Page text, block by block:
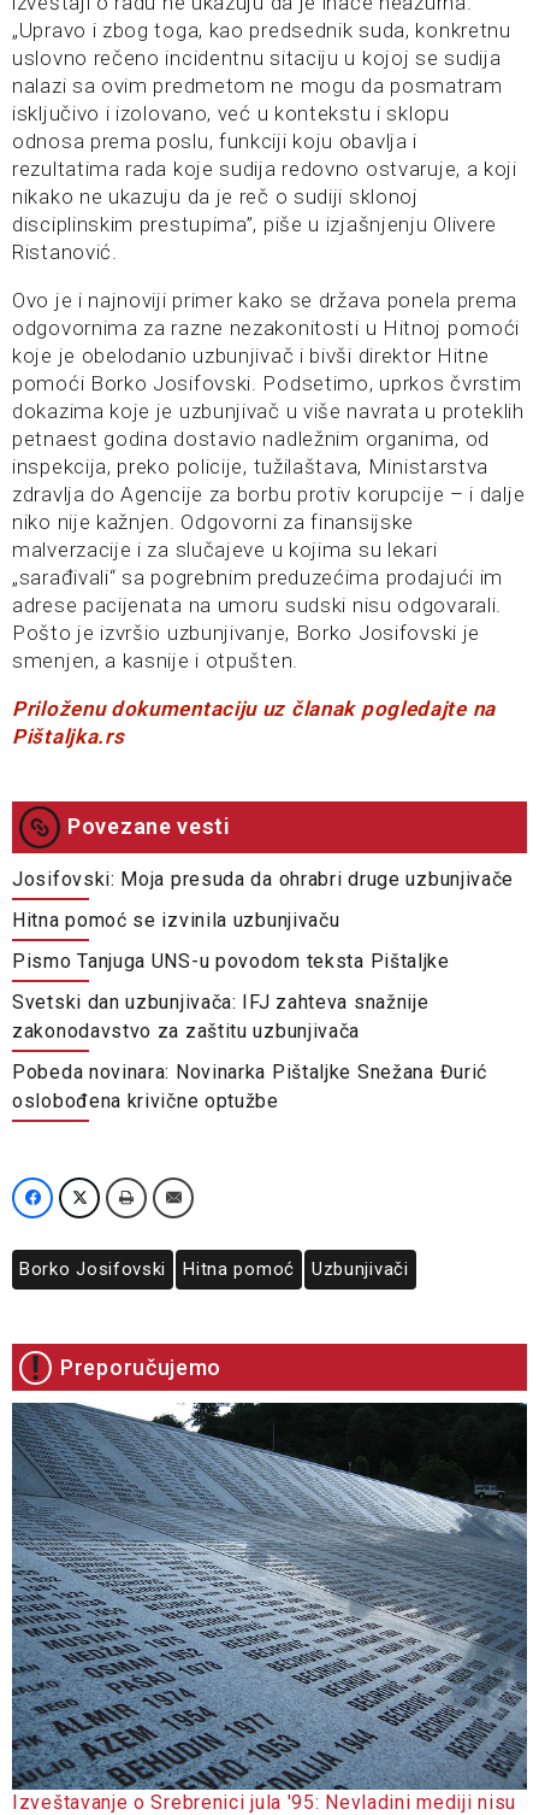
„Upravo i zbog toga, kao predsednik suda, konkretnu
uslovno rečeno incidentnu sitaciju u kojoj se sudija
nalazi sa ovim predmetom ne mogu da posmatram
isključivo i izolovano, već u kontekstu i sklopu
odnosa prema poslu, funkciji koju obavlja i
rezultatima rada koje sudija redovno ostvaruje, a koji
nikako ne ukazuju da je reč o sudiji sklonoj
disciplinskim prestupima”, piše u izjašnjenju Olivere
Ristanović.
Ovo je i najnoviji primer kako se država ponela prema
odgovornima za razne nezakonitosti u Hitnoj pomoći
koje je obelodanio uzbunjivač i bivši direktor Hitne
pomoći Borko Josifovski. Podsetimo, uprkos čvrstim
dokazima koje je uzbunjivač u više navrata u proteklih
petnaest godina dostavio nadležnim organima, od
inspekcija, preko policije, tužilaštava, Ministarstva
zdravlja do Agencije za borbu protiv korupcije – i dalje
niko nije kažnjen. Odgovorni za finansijske
malverzacije i za slučajeve u kojima su lekari
„sarađivali“ sa pogrebnim preduzećima prodajući im
adrese pacijenata na umoru sudski nisu odgovarali.
Pošto je izvršio uzbunjivanje, Borko Josifovski je
smenjen, a kasnije i otpušten.
Priloženu dokumentaciju uz članak pogledajte na
Pištaljka.rs
Povezane vesti
Josifovski: Moja presuda da ohrabri druge uzbunjivače
Hitna pomoć se izvinila uzbunjivaču
Pismo Tanjuga UNS-u povodom teksta Pištaljke
Svetski dan uzbunjivača: IFJ zahteva snažnije
zakonodavstvo za zaštitu uzbunjivača
Pobeda novinara: Novinarka Pištaljke Snežana Đurić
oslobođena krivične optužbe
Borko Josifovski Hitna pomoć Uzbunjivači
Preporučujemo
Izveštavanje o Srebrenici jula '95: Nevladini mediji nisu